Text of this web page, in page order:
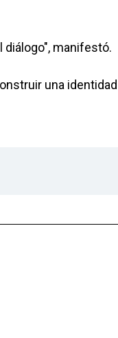
diálogo", manifestó.
una